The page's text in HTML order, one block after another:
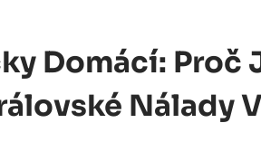
Domácí: Proč
Nálady